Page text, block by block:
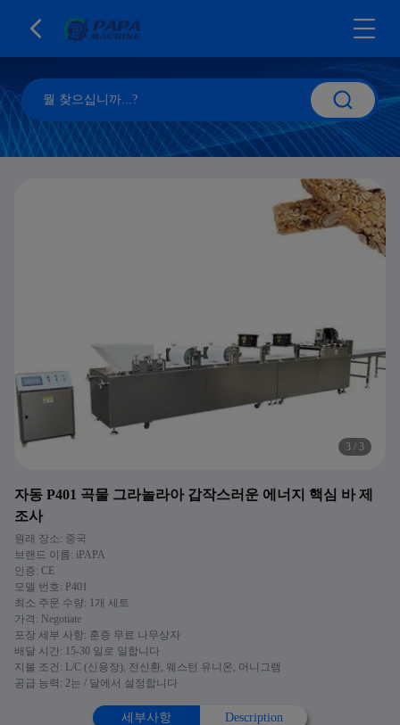
1 / 3
자동 P401 곡물 그라놀라아 갑작스러운 에너지 핵심 바 제
조사
원래 장소: 중국
브랜드 이름: iPAPA
인증: CE
모델 번호: P401
최소 주문 수량: 1개 세트
가격: Negotiate
포장 세부 사항: 훈증 무료 나무상자
배달 시간: 15-30 일로 일합니다
지불 조건: L/C (신용장), 전신환, 웨스턴 유니온, 머니그램
공급 능력: 2는 / 달에서 설정합니다
세부사항 Description